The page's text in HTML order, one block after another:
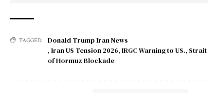
TAGGED:
Donald Trump Iran News
, Iran US Tension 2026, IRGC Warning to US., Strait
of Hormuz Blockade